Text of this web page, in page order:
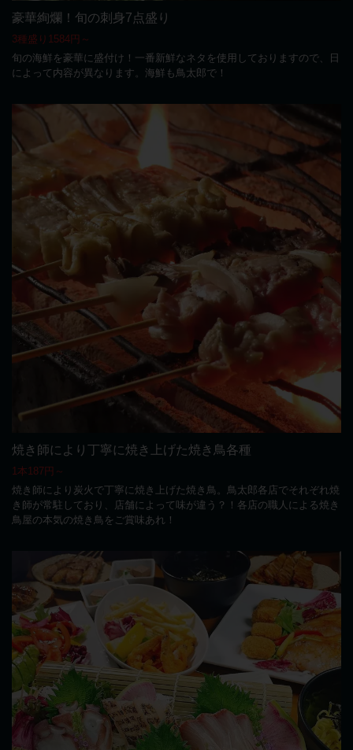
豪華絢爛！旬の刺身7点盛り
3種盛り1584円～
旬の海鮮を豪華に盛付け！一番新鮮なネタを使用しておりますので、日
によって内容が異なります。海鮮も鳥太郎で！
焼き師により丁寧に焼き上げた焼き鳥各種
1本187円～
焼き師により炭火で丁寧に焼き上げた焼き鳥。鳥太郎各店でそれぞれ焼
き師が常駐しており、店舗によって味が違う？！各店の職人による焼き
鳥屋の本気の焼き鳥をご賞味あれ！